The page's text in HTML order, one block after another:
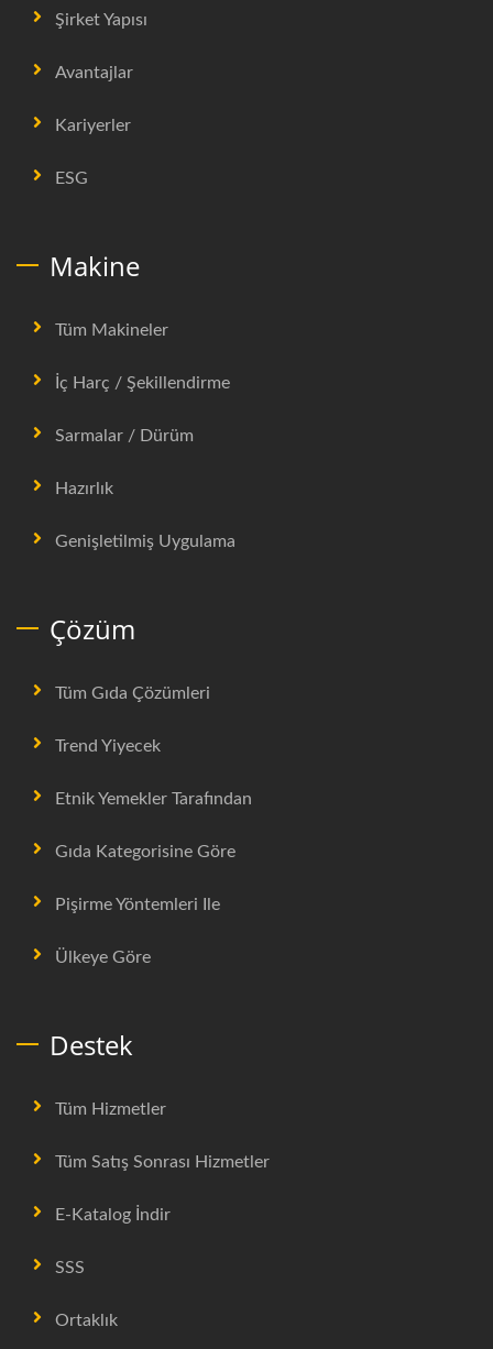
Şirket Yapısı
Avantajlar
Kariyerler
ESG
Makine
Tüm Makineler
İç Harç / Şekillendirme
Sarmalar / Dürüm
Hazırlık
Genişletilmiş Uygulama
Çözüm
Tüm Gıda Çözümleri
Trend Yiyecek
Etnik Yemekler Tarafından
Gıda Kategorisine Göre
Pişirme Yöntemleri Ile
Ülkeye Göre
Destek
Tüm Hizmetler
Tüm Satış Sonrası Hizmetler
E-Katalog İndir
SSS
Ortaklık